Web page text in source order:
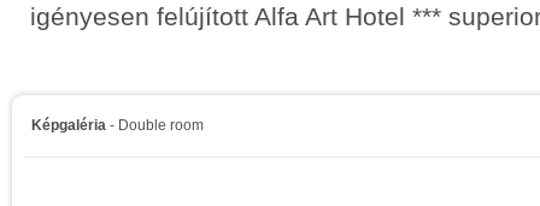
igényesen felújított Alfa Art Hotel ***
Képgaléria - Double room